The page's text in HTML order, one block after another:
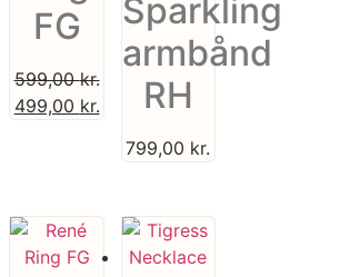
FG
599,00kr.
499,00 kr.
Sparkling
armbånd
RH
799,00 kr.